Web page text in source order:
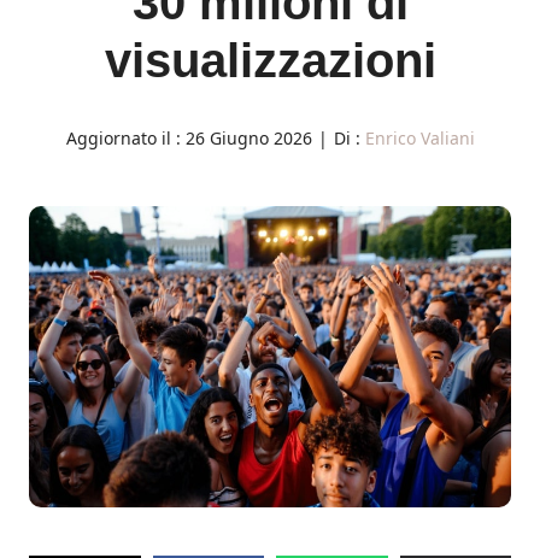
visualizzazioni
Aggiornato il : 26 Giugno 2026 | Di : Enrico Valiani